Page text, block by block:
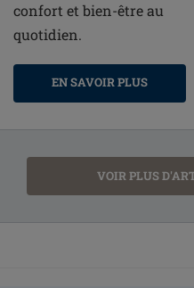
confort et bien-être au
quotidien.
EN SAVOIR PLUS
VOIR PLUS